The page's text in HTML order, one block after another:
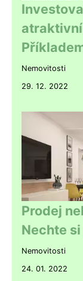
Nemovitosti
29. 12. 2022
Prodej
Nechte
Nemovitosti
24. 01. 2022